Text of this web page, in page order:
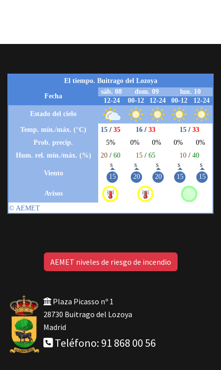
AEMET niveles de riesgo de incendio
Plaza Picasso nº 1
28730 Buitrago del Lozoya
Madrid
Teléfono: 91 868 00 56